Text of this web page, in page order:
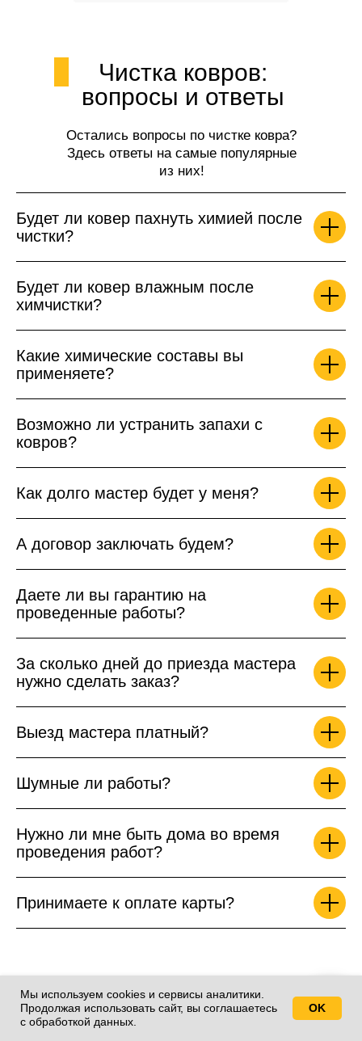
Свяжитесь с нами!
Мы используем cookies и сервисы аналитики.
Продолжая использовать сайт, вы соглашаетесь
с обработкой данных.
OK
Чистка ковров:
вопросы и ответы
Остались вопросы по чистке ковра?
Здесь ответы на самые популярные
из них!
Будет ли ковер пахнуть химией после
чистки?
Будет ли ковер влажным после
химчистки?
Какие химические составы вы
применяете?
Возможно ли устранить запахи с
ковров?
Как долго мастер будет у меня?
А договор заключать будем?
Даете ли вы гарантию на
проведенные работы?
За сколько дней до приезда мастера
нужно сделать заказ?
Выезд мастера платный?
Шумные ли работы?
Нужно ли мне быть дома во время
проведения работ?
Принимаете к оплате карты?
Районы бесплатного
выезда на химчистку